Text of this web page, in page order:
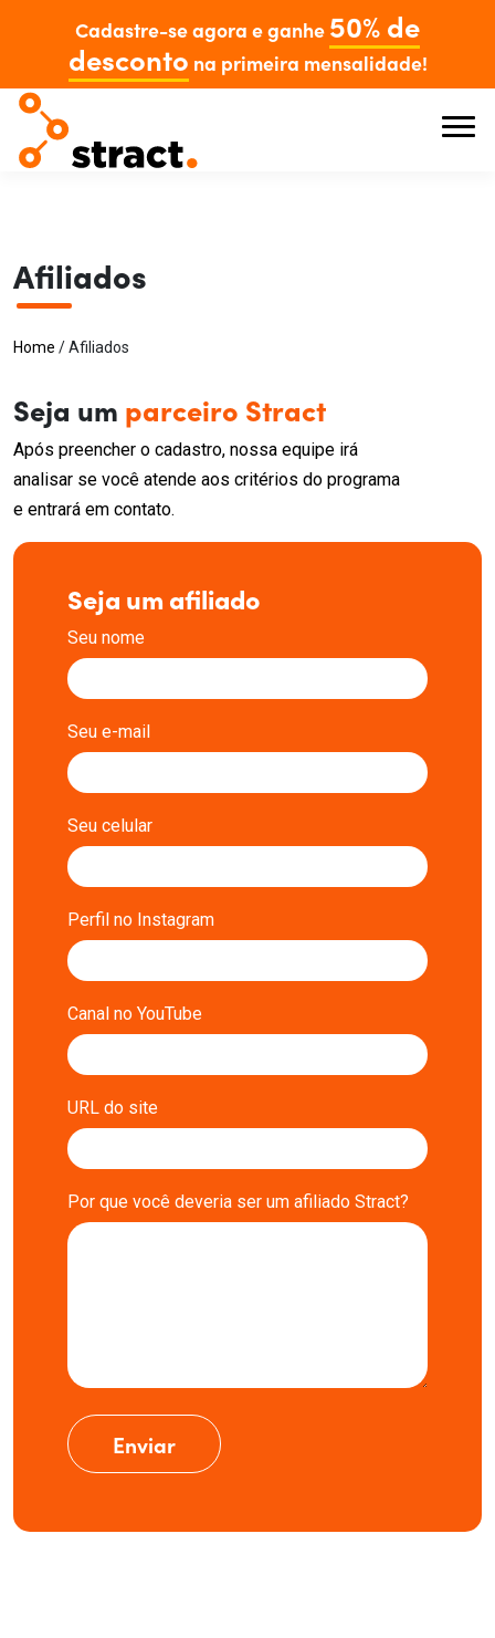
Cadastre-se agora e ganhe 50% de
desconto na primeira mensalidade!
Afiliados
Home /Afiliados
Seja um parceiro Stract
Após preencher o cadastro, nossa equipe irá
analisar se você atende aos critérios do programa
e entrará em contato.
Seja um afiliado
Seu nome
Seu e-mail
Seu celular
Perfil no Instagram
Canal no YouTube
URL do site
Por que você deveria ser um afiliado Stract?